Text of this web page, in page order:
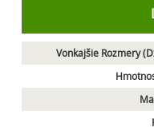
Vonkajšie Rozmery